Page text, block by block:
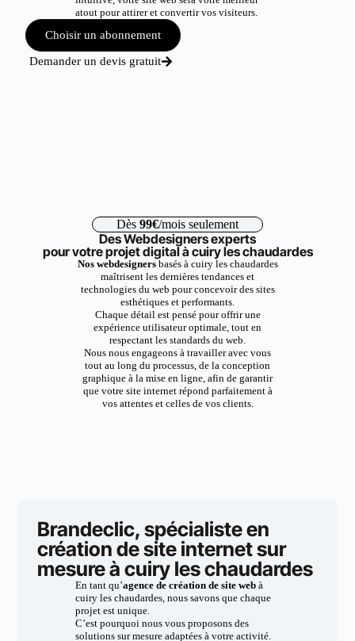
atout pour attirer et convertir vos visiteurs.
Choisir un abonnement
Demander un devis gratuit
Dès 99€/mois seulement
Des Webdesigners experts
pour votre projet digital à cuiry les chaudardes
Nos webdesignersbasés à cuiry les chaudardes
maîtrisent les dernières tendances et
technologies du web pour concevoir des sites
esthétiques et performants.
Chaque détail est pensé pour offrir une
expérience utilisateur optimale, tout en
respectant les standards du web.
Nous nous engageons à travailler avec vous
tout au long du processus, de la conception
graphique à la mise en ligne, afin de garantir
que votre site internet répond parfaitement à
vos attentes et celles de vos clients.
Brandeclic, spécialiste en
création de site internet sur
mesure à cuiry les chaudardes
En tant qu’agence de création de site webà
cuiry les chaudardes, nous savons que chaque
projet est unique.
C’est pourquoi nous vous proposons des
solutions sur mesure adaptées à votre activité.